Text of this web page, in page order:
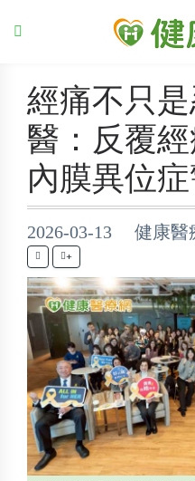
經痛不只是
醫：反覆
內膜異位
2026-03-13 健康醫
+